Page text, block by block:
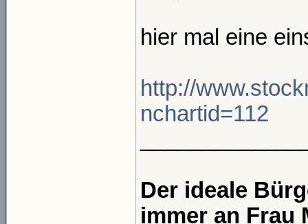
hier mal eine
http://
nchartid=112
Der ideale
immer an Frau